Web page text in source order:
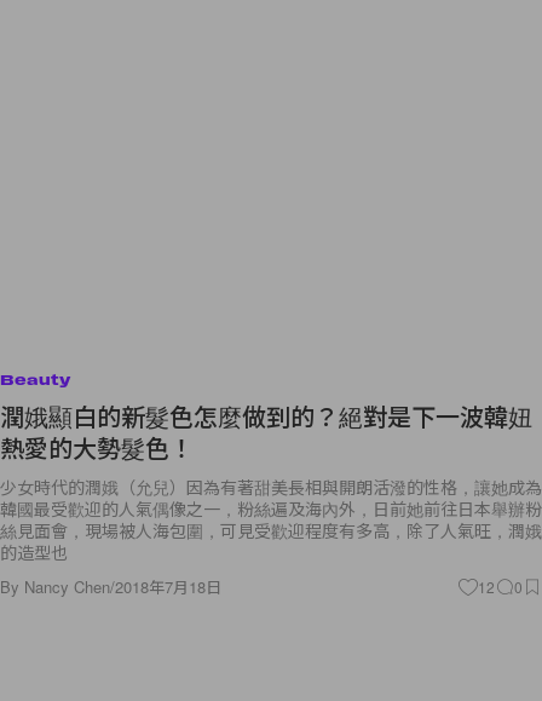
Beauty
潤娥顯白的新髮色怎麼做到的？絕對是下一波韓妞
熱愛的大勢髮色！
少女時代的潤娥（允兒）因為有著甜美長相與開朗活潑的性格，讓她成為
韓國最受歡迎的人氣偶像之一，粉絲遍及海內外，日前她前往日本舉辦粉
絲見面會，現場被人海包圍，可見受歡迎程度有多高，除了人氣旺，潤娥
的造型也
By Nancy Chen/2018年7月18日 12 0